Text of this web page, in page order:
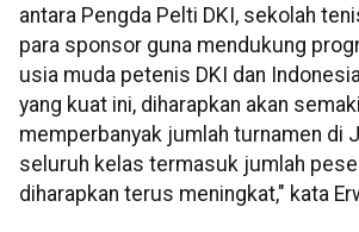
antara Pengda Pelti DKI, sekolah
para sponsor guna mendukung
usia muda petenis DKI dan
yang kuat ini, diharapkan akan
memperbanyak jumlah turnamen di
seluruh kelas termasuk jumlah
diharapkan terus meningkat," kata